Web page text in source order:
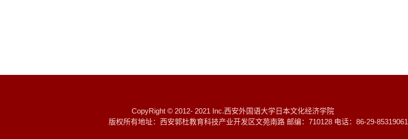
CopyRight © 2012- 2021 Inc.西安外国语大学日本文化经济学院
版权所有地址：西安郭杜教育科技产业开发区文苑南路 邮编：710128 电话：86-29-85319061